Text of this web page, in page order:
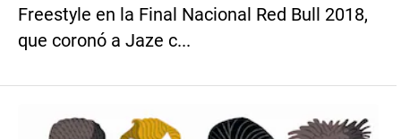
Freestyle en la Final Nacional Red Bull 2018,
que coronó a Jaze c...